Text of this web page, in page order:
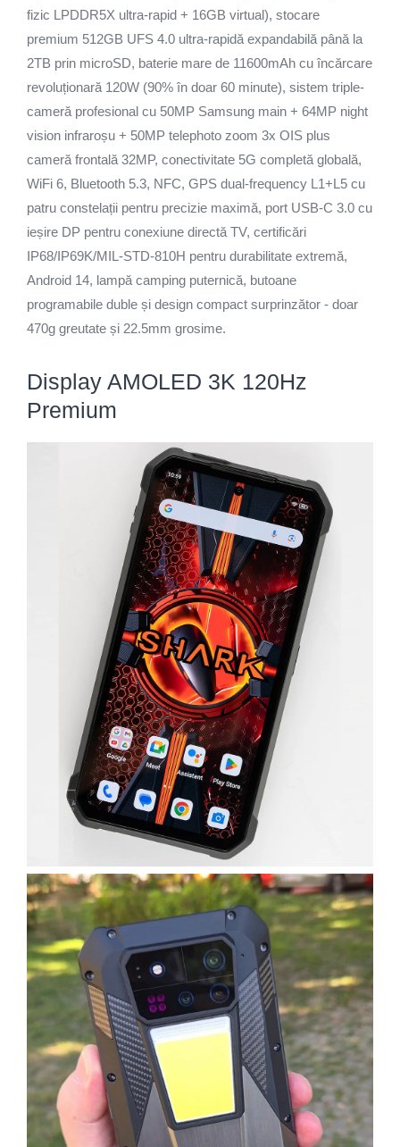
fizic LPDDR5X ultra-rapid + 16GB virtual), stocare
premium 512GB UFS 4.0 ultra-rapidă expandabilă până la
2TB prin microSD, baterie mare de 11600mAh cu încărcare
revoluționară 120W (90% în doar 60 minute), sistem triple-
cameră profesional cu 50MP Samsung main + 64MP night
vision infraroșu + 50MP telephoto zoom 3x OIS plus
cameră frontală 32MP, conectivitate 5G completă globală,
WiFi 6, Bluetooth 5.3, NFC, GPS dual-frequency L1+L5 cu
patru constelații pentru precizie maximă, port USB-C 3.0 cu
ieșire DP pentru conexiune directă TV, certificări
IP68/IP69K/MIL-STD-810H pentru durabilitate extremă,
Android 14, lampă camping puternică, butoane
programabile duble și design compact surprinzător - doar
470g greutate și 22.5mm grosime.
Display AMOLED 3K 120Hz
Premium